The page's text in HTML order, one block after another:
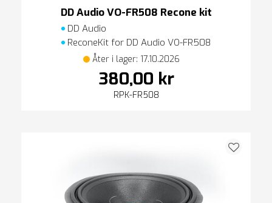
DD Audio VO-FR508 Recone kit
DD Audio
ReconeKit for DD Audio VO-FR508
Åter i lager: 17.10.2026
380,00 kr
RPK-FR508